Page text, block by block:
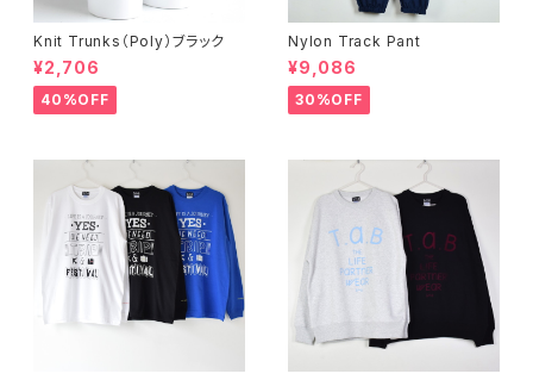
Knit Trunks（Poly）ブラック
¥2,706
40%OFF
Nylon Track Pant
¥9,086
30%OFF